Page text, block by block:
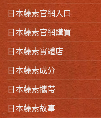
日本藤素官網入口
日本藤素官網購買
日本藤素實體店
日本藤素成分
日本藤素攜帶
日本藤素故事